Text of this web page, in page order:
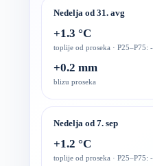
Nedelja od 31. avg
+1.3 °C
toplije od proseka · P25–P75:
+0.2 mm
blizu proseka
Nedelja od 7. sep
+1.2 °C
toplije od proseka · P25–P75: